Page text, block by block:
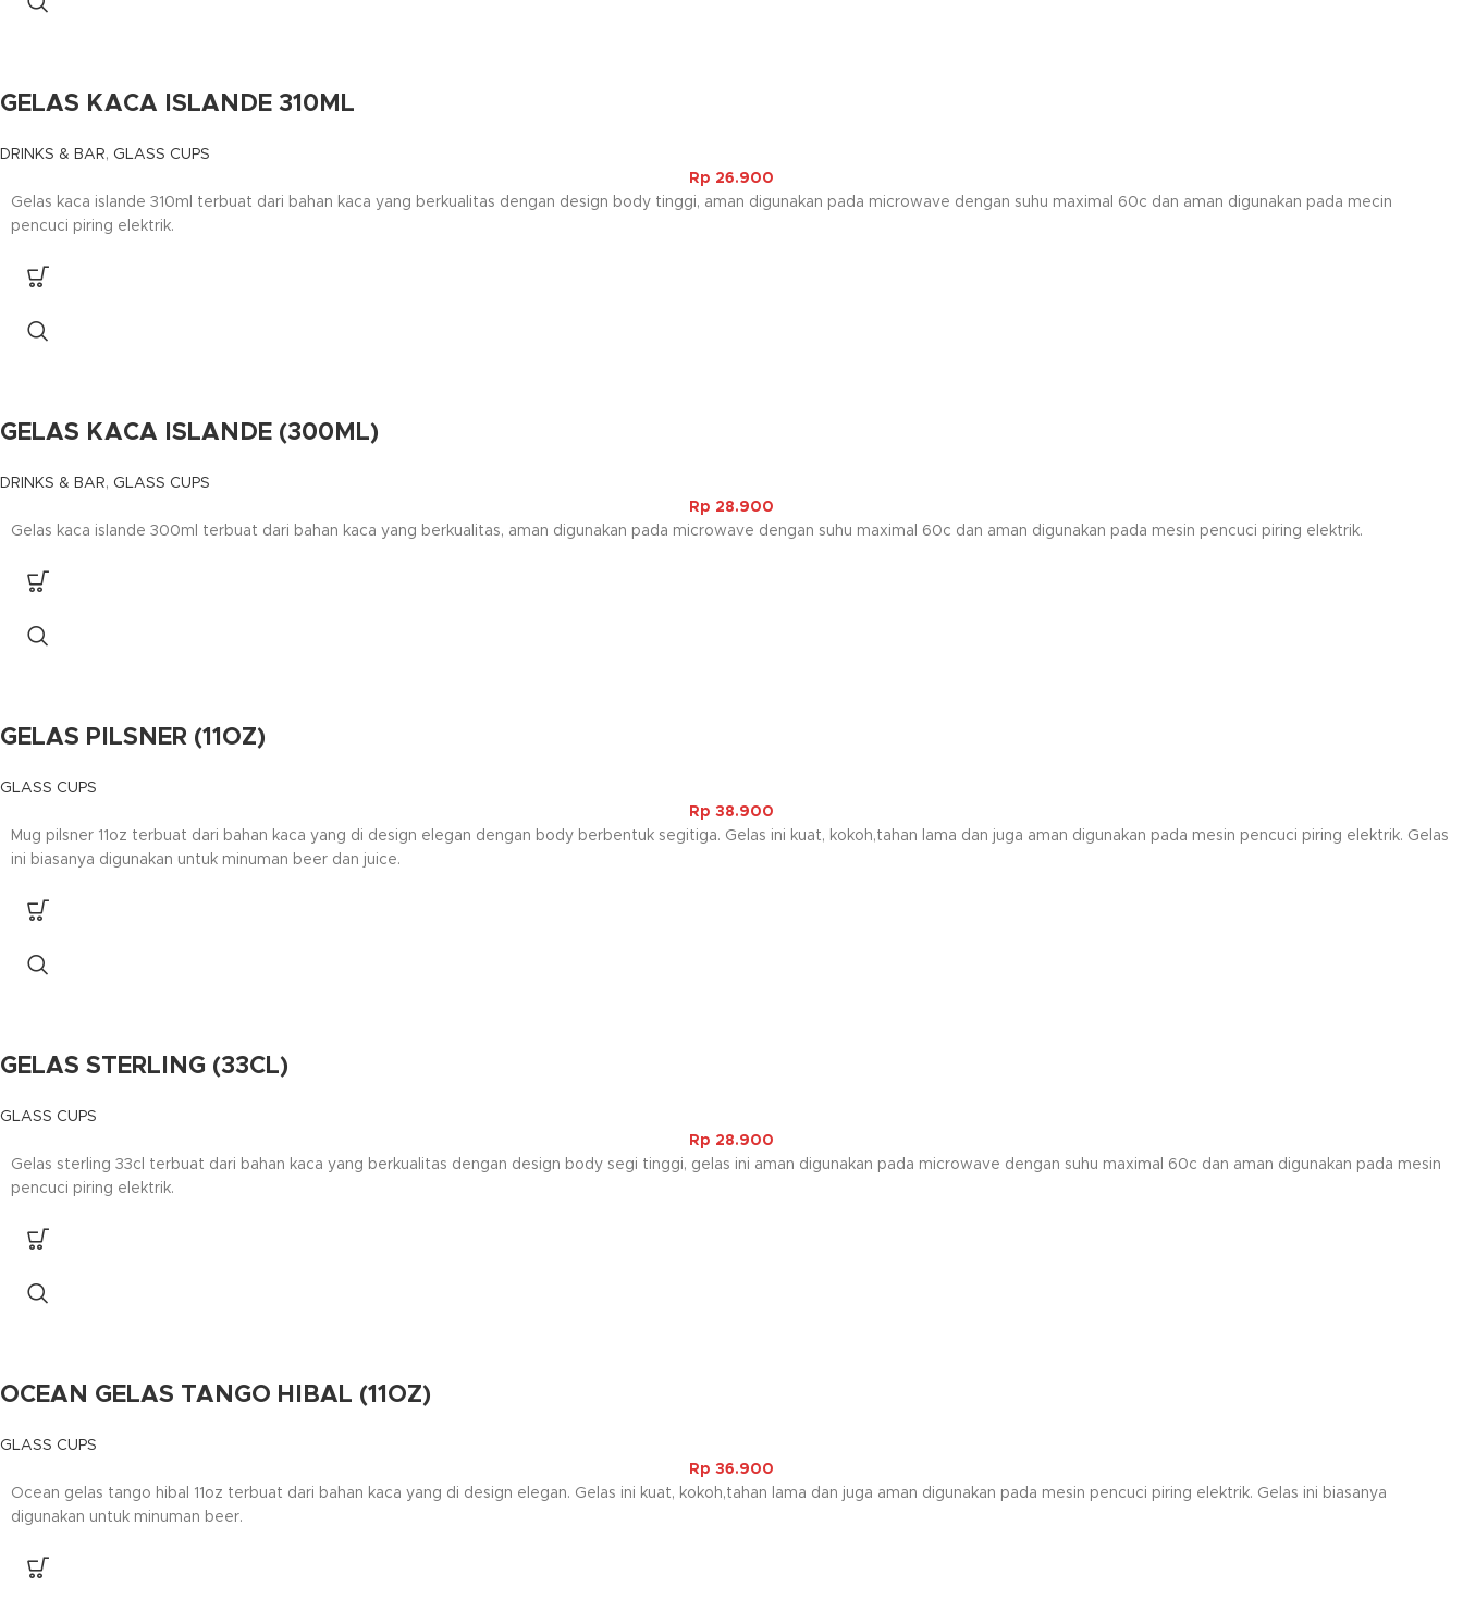
GELAS KACA ISLANDE 310ML
DRINKS & BAR, GLASS CUPS
Rp 26.900
Gelas kaca islande 310ml terbuat dari bahan kaca yang berkualitas dengan design body tinggi, aman digunakan pada microwave dengan suhu maximal 60c dan aman digunakan pada mecin
pencuci piring elektrik.
GELAS KACA ISLANDE (300ML)
DRINKS & BAR, GLASS CUPS
Rp 28.900
Gelas kaca islande 300ml terbuat dari bahan kaca yang berkualitas, aman digunakan pada microwave dengan suhu maximal 60c dan aman digunakan pada mesin pencuci piring elektrik.
GELAS PILSNER (11OZ)
GLASS CUPS
Rp 38.900
Mug pilsner 11oz terbuat dari bahan kaca yang di design elegan dengan body berbentuk segitiga. Gelas ini kuat, kokoh,tahan lama dan juga aman digunakan pada mesin pencuci piring elektrik. Gelas
ini biasanya digunakan untuk minuman beer dan juice.
GELAS STERLING (33CL)
GLASS CUPS
Rp 28.900
Gelas sterling 33cl terbuat dari bahan kaca yang berkualitas dengan design body segi tinggi, gelas ini aman digunakan pada microwave dengan suhu maximal 60c dan aman digunakan pada mesin
pencuci piring elektrik.
OCEAN GELAS TANGO HIBAL (11OZ)
GLASS CUPS
Rp 36.900
Ocean gelas tango hibal 11oz terbuat dari bahan kaca yang di design elegan. Gelas ini kuat, kokoh,tahan lama dan juga aman digunakan pada mesin pencuci piring elektrik. Gelas ini biasanya
digunakan untuk minuman beer.